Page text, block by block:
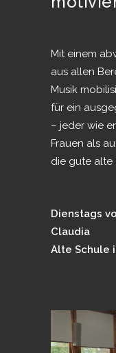
Mit einem
aus allen
Musik
für ein
– jeder wie
Frauen als
die gute alte
Dienstags
Claudia
Alte Schule